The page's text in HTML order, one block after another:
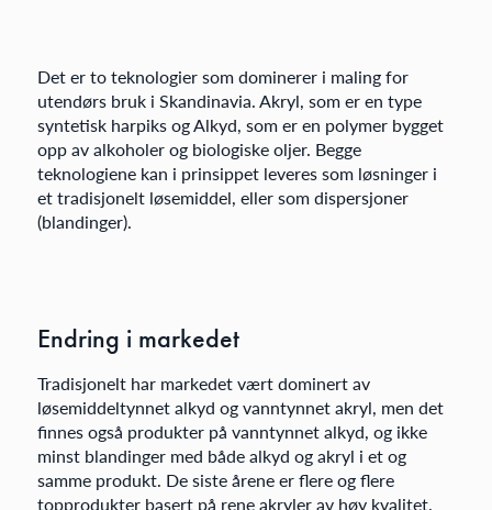
Det er to teknologier som dominerer i maling for
utendørs bruk i Skandinavia. Akryl, som er en type
syntetisk harpiks og Alkyd, som er en polymer bygget
opp av alkoholer og biologiske oljer. Begge
teknologiene kan i prinsippet leveres som løsninger i
et tradisjonelt løsemiddel, eller som dispersjoner
(blandinger).
Endring i markedet
Tradisjonelt har markedet vært dominert av
løsemiddeltynnet alkyd og vanntynnet akryl, men det
finnes også produkter på vanntynnet alkyd, og ikke
minst blandinger med både alkyd og akryl i et og
samme produkt. De siste årene er flere og flere
topprodukter basert på rene akryler av høy kvalitet.